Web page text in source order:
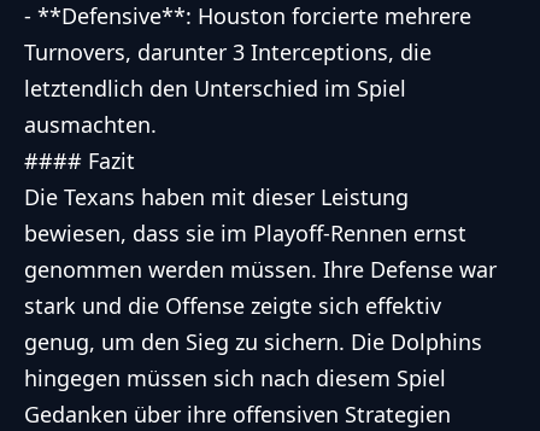
- **Defensive**: Houston forcierte mehrere
Turnovers, darunter 3 Interceptions, die
letztendlich den Unterschied im Spiel
ausmachten.
#### Fazit
Die Texans haben mit dieser Leistung
bewiesen, dass sie im Playoff-Rennen ernst
genommen werden müssen. Ihre Defense war
stark und die Offense zeigte sich effektiv
genug, um den Sieg zu sichern. Die Dolphins
hingegen müssen sich nach diesem Spiel
Gedanken über ihre offensiven Strategien